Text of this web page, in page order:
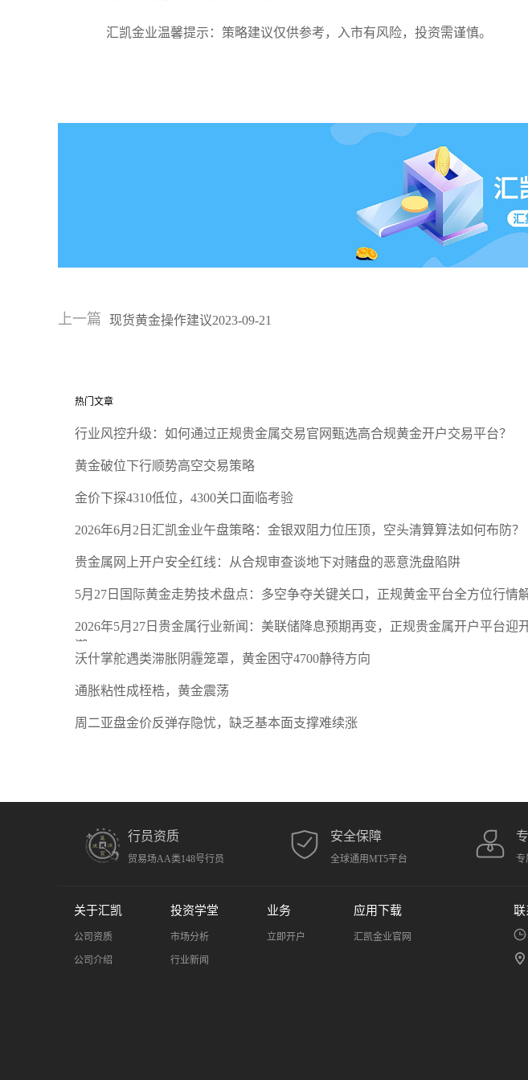
汇凯金业温馨提示：策略建议仅供参考，入市有风险，投资需谨慎。
上一篇 现货黄金操作建议2023-09-21
热门文章
行业风控升级：如何通过正规贵金属交易官网甄选高合规黄金开户交易平台？
黄金破位下行顺势高空交易策略
金价下探4310低位，4300关口面临考验
2026年6月2日汇凯金业午盘策略：金银双阻力位压顶，空头清算算法如何布防？
贵金属网上开户安全红线：从合规审查谈地下对赌盘的恶意洗盘陷阱
5月27日国际黄金走势技术盘点：多空争夺关键关口，正规黄金平台全方位行情
2026年5月27日贵金属行业新闻：美联储降息预期再变，正规贵金属开户平台迎
潮
沃什掌舵遇类滞胀阴霾笼罩，黄金困守4700静待方向
通胀粘性成桎梏，黄金震荡
周二亚盘金价反弹存隐忧，缺乏基本面支撑难续涨
行员资质
贸易场AA类148号行员
安全保障
全球通用MT5平台 专
关于汇凯
公司资质
公司介绍
投资学堂
市场分析
行业新闻
业务
立即开户
应用下载
汇凯金业官网
联